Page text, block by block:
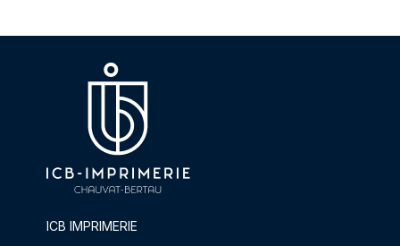
ICB IMPRIMERIE